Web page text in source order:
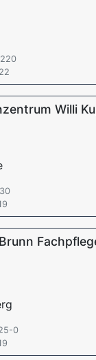
Willi
0